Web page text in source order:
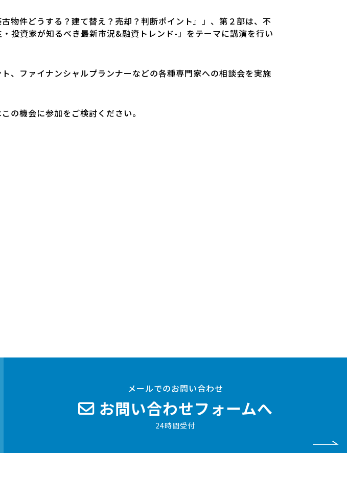
物件どうする？建て替え？売却？判断ポイント』」、第２部は、不
投資家が知るべき最新市況&融資トレンド-」をテーマに講演を行い
、ファイナンシャルプランナーなどの各種専門家への相談会を実施
の機会に参加をご検討ください。
メールでのお問い合わせ
お問い合わせフォームへ
24時間受付